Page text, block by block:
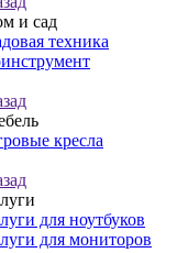
и сад
техника
кресла
для ноутбуков
для мониторов